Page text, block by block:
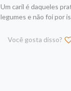
Um caril é daqueles
legumes e não foi por
Você gosta disso?